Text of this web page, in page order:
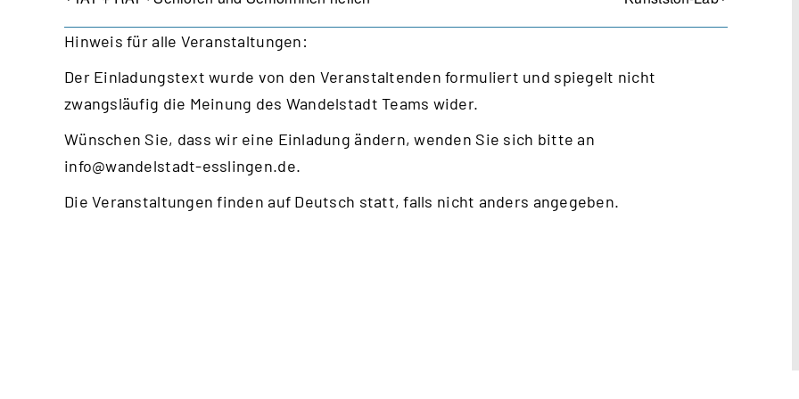
Hinweis für alle Veranstaltungen:
Der Einladungstext wurde von den Veranstaltenden formuliert und spiegelt nicht
zwangsläufig die Meinung des Wandelstadt Teams wider.
Wünschen Sie, dass wir eine Einladung ändern, wenden Sie sich bitte an
info@wandelstadt-esslingen.de.
Die Veranstaltungen finden auf Deutsch statt, falls nicht anders angegeben.